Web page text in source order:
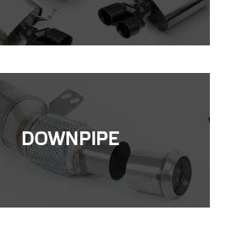
DOWNPIPE